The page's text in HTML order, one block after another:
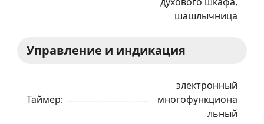
шашлычница
Управление и индикация
Таймер
электронный
многофункциона
льный